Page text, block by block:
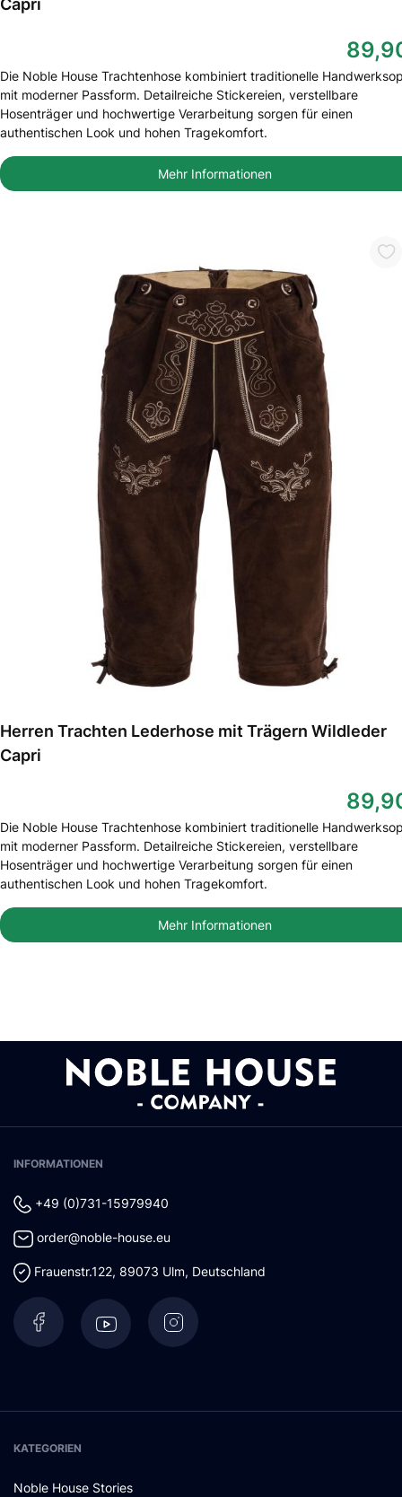
Capri
Die Noble House Trachtenhose kombiniert traditionelle
mit moderner Passform. Detailreiche Stickereien, verstellbare
Hosenträger und hochwertige Verarbeitung sorgen für einen
authentischen Look und hohen Tragekomfort.
Mehr Informationen
Herren Trachten Lederhose mit Trägern Wildleder
Capri
Die Noble House Trachtenhose kombiniert traditionelle
mit moderner Passform. Detailreiche Stickereien, verstellbare
Hosenträger und hochwertige Verarbeitung sorgen für einen
authentischen Look und hohen Tragekomfort.
Mehr Informationen
INFORMATIONEN
+49 (0)731-15979940
order@noble-house.eu
Frauenstr.122, 89073 Ulm, Deutschland
KATEGORIEN
Noble House Stories